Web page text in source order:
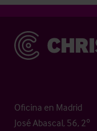
Christie & Co
Oficina en Madrid
José Abascal, 56, 2º